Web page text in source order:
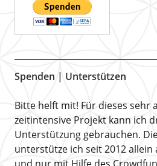
Spenden | Unterstützen
Bitte helft mit! Für dieses sehr
zeitintensive Projekt kann ich
Unterstützung gebrauchen.
unterstütze ich seit 2012 allein